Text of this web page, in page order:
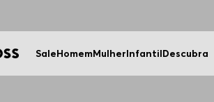
SaleHomemMulherInfantilDescubra